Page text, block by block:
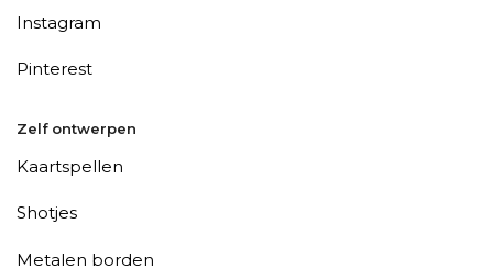
Instagram
Pinterest
Zelf ontwerpen
Kaartspellen
Shotjes
Metalen borden